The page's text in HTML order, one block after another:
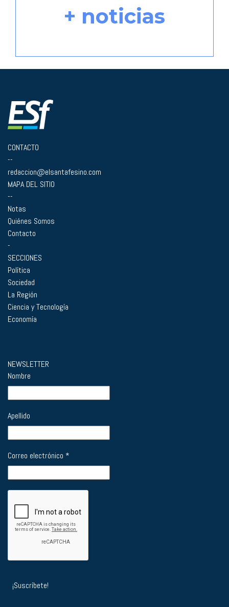
+ noticias
CONTACTO
--
redaccion@elsantafesino.com
MAPA DEL SITIO
--
Notas
Quiénes Somos
Contacto
-
SECCIONES
Política
Sociedad
La Región
Ciencia y Tecnología
Economía
NEWSLETTER
Nombre
Apellido
Correo electrónico *